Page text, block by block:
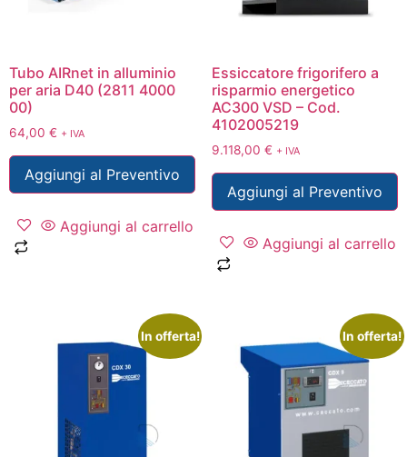
Tubo AIRnet in alluminio
per aria D40 (2811 4000
00)
64,00 € + IVA
Aggiungi al Preventivo
Aggiungi al carrello
Essiccatore frigorifero a
risparmio energetico
AC300 VSD – Cod.
4102005219
9.118,00 € + IVA
Aggiungi al Preventivo
Aggiungi al carrello
In offerta! In offerta!